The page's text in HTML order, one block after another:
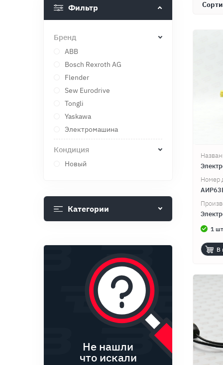
Фильтр
Бренд
ABB
Bosch Rexroth AG
Flender
Sew Eurodrive
Tongli
Yaskawa
Электромашина
Кондиция
Новый
Категории
Не нашли
что искали
Номер
1
В